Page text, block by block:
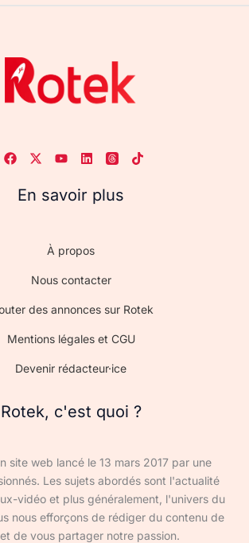
En savoir plus
À propos
Nous contacter
des annonces sur Rotek
Mentions légales et CGU
Devenir rédacteur·ice
Rotek, c'est quoi ?
site web lancé le 13 mars 2017 par une
Les sujets abordés sont l'actualité
vidéo et plus généralement, l'univers du
nous efforçons de rédiger du contenu de
de vous partager notre passion.